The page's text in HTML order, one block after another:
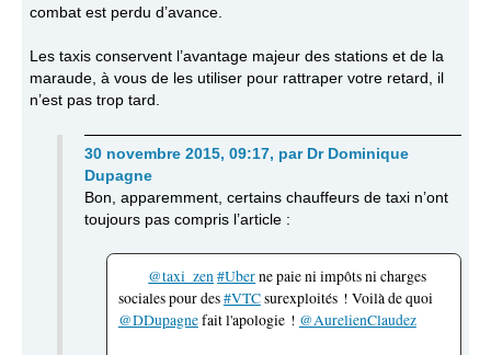
combat est perdu d’avance.
Les taxis conservent l’avantage majeur des stations et de la
maraude, à vous de les utiliser pour rattraper votre retard, il
n’est pas trop tard.
30 novembre 2015, 09:17, par Dr Dominique
Dupagne
Bon, apparemment, certains chauffeurs de taxi n’ont
toujours pas compris l’article :
@taxi_zen#Uberne paie ni impôts ni charges
sociales pour des#VTCsurexploités ! Voilà de quoi
@DDupagnefait l'apologie ! @AurelienClaudez